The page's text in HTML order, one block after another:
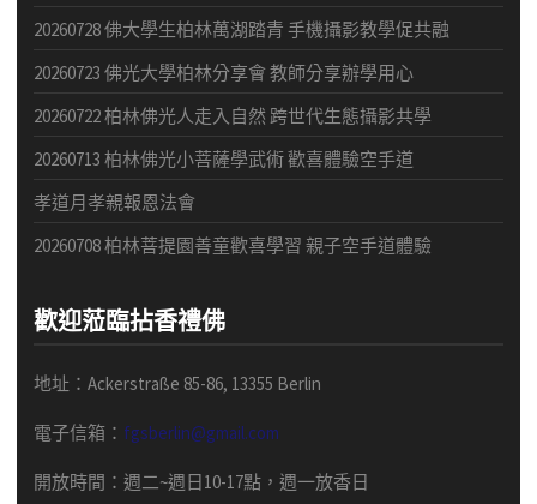
20260728 佛大學生柏林萬湖踏青 手機攝影教學促共融
20260723 佛光大學柏林分享會 教師分享辦學用心
20260722 柏林佛光人走入自然 跨世代生態攝影共學
20260713 柏林佛光小菩薩學武術 歡喜體驗空手道
孝道月孝親報恩法會
20260708 柏林菩提園善童歡喜學習 親子空手道體驗
歡迎蒞臨拈香禮佛
地址：Ackerstraße 85-86, 13355 Berlin
電子信箱： fgsberlin@gmail.com
開放時間 ： 週二~週日 10-17點， 週一放香日